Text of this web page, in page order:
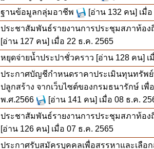
ฐานข้อมูลกลุ่มอาชีพ
[อ่าน 132 คน] เมื่
ประชาสัมพันธ์รายงานการประชุมสภาท้อ
[อ่าน 127 คน] เมื่อ 22 ธ.ค. 2565
หยุดจ่ายน้ำประปาชั่วคราว [อ่าน 128 คน] เ
ประกาศบัญชีกำหนดราคาประเมินทุนทรัพ
ปลูกสร้าง จากเว็บไซต์ของกรมธนารักษ์ เ
พ.ศ.2566
[อ่าน 141 คน] เมื่อ 08 ธ.ค.
ประชาสัมพันธ์รายงานการประชุมสภาท้อ
[อ่าน 126 คน] เมื่อ 07 ธ.ค. 2565
ประกาศรับสมัครบุคคลเพื่อสรรหาและเลือ